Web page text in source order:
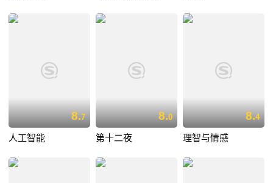
8.7
人工智能
8.0
第十二夜
8.4
理智与情感